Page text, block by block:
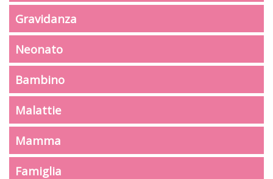
Gravidanza
Neonato
Bambino
Malattie
Mamma
Famiglia